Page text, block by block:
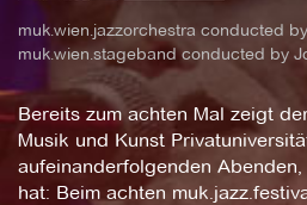
muk.wien.jazzorchestra conducted
muk.wien.stageband conducted by
Bereits zum achten Mal zeigt
Musik und Kunst
aufeinanderfolgenden
hat: Beim achten